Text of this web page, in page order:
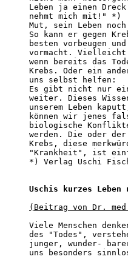
Leben ja einen
nehmt mich mit!" *)
Mut, sein Leben
So kann er gegen
besten vorbeugen
vormacht. Vielleicht
wenn bereits das
Krebs. Oder ein
uns selbst helfen:
Es gibt nicht nur ein
weiter. Dieses
unserem Leben
können wir jenes
biologische
werden. Die oder
Krebs, diese
"Krankheit", ist
*) Verlag Uschi
Uschis kurzes
(Beitrag von Dr.
Viele Menschen
des "Todes",
junger, wunder-
uns besonders